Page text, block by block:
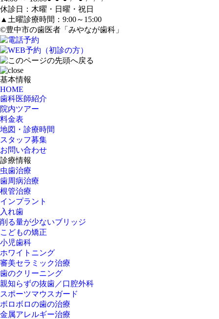
休診日：木曜・日曜・祝日
▲土曜診療時間：9:00～15:00
©豊中市の歯医者「みやなが歯科」
基本情報
HOME
歯科医師紹介
院内ツアー
料金表
地図・診療時間
スタッフ募集
お問い合わせ
診療情報
虫歯治療
歯周病治療
根管治療
インプラント
入れ歯
削る量が少ないブリッジ
こどもの矯正
小児歯科
ホワイトニング
審美セラミック治療
歯のクリーニング
親知らずの抜歯／口腔外科
スポーツマウスガード
ボロボロの歯の治療
金属アレルギー治療